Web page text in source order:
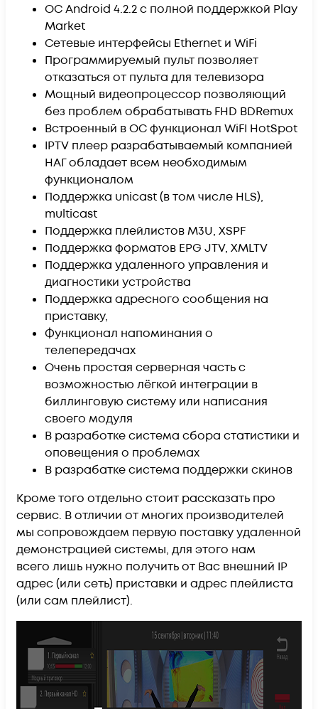
OC Android 4.2.2 с полной поддержкой Play
Market
Сетевые интерфейсы Ethernet и WiFi
Программируемый пульт позволяет
отказаться от пульта для телевизора
Мощный видеопроцессор позволяющий
без проблем обрабатывать FHD BDRemux
Встроенный в ОС функционал WiFI HotSpot
IPTV плеер разрабатываемый компанией
НАГ обладает всем необходимым
функционалом
Поддержка unicast (в том числе HLS),
multicast
Поддержка плейлистов M3U, XSPF
Поддержка форматов EPG JTV, XMLTV
Поддержка удаленного управления и
диагностики устройства
Поддержка адресного сообщения на
приставку,
Функционал напоминания о
телепередачах
Очень простая серверная часть с
возможностью лёгкой интеграции в
биллинговую систему или написания
своего модуля
В разработке система сбора статистики и
оповещения о проблемах
В разрабатке система поддержки скинов
Кроме того отдельно стоит рассказать про
сервис. В отличии от многих производителей
мы сопровождаем первую поставку удаленной
демонстрацией системы, для этого нам
всего лишь нужно получить от Вас внешний IP
адрес (или сеть) приставки и адрес плейлиста
(или сам плейлист).